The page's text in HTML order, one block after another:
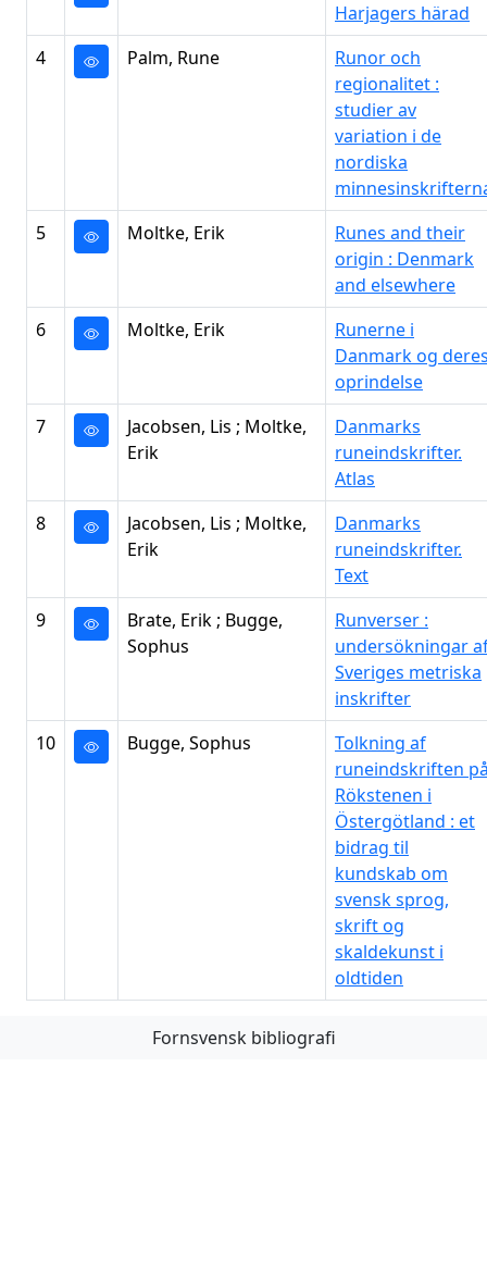
Harjagers härad
4
Palm, Rune
Runor och
regionalitet :
studier av
variation i de
nordiska
5
Moltke, Erik
Runes and their
origin : Denmark
and elsewhere
6
Moltke, Erik
Runerne i
Danmark og
oprindelse
7
Jacobsen, Lis ; Moltke,
Erik
Danmarks
runeindskrifter.
Atlas
8
Jacobsen, Lis ; Moltke,
Erik
Danmarks
runeindskrifter.
Text
9
Brate, Erik ; Bugge,
Sophus
Runverser :
undersökningar
Sveriges metriska
inskrifter
10
Bugge, Sophus
Tolkning af
runeindskriften
Rökstenen i
Östergötland : et
bidrag til
kundskab om
svensk sprog,
skrift og
skaldekunst i
oldtiden
Föregående Nästa
Fornsvensk bibliografi